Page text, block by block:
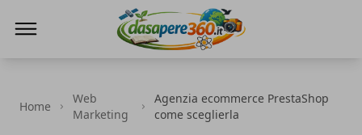
Home
Web
Marketing
Agenzia ecommerce PrestaShop
come sceglierla